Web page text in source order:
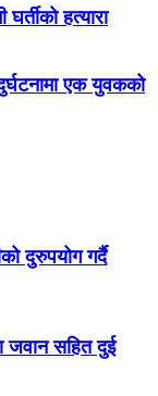
हत्यारा
एक युवकको
दुरुपयोग गर्दै
जवान सहित दुई